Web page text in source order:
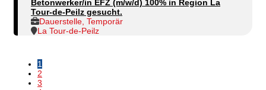
Betonwerker/in EFZ (m/w/d) 100% in Region La
Tour-de-Peilz gesucht.
Dauerstelle, Temporär
La Tour-de-Peilz
1
2
3